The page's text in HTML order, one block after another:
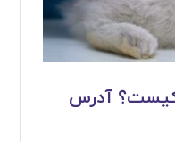
کیست؟ آدرس